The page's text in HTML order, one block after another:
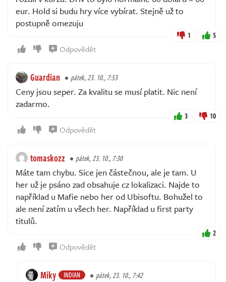
eur. Hold si budu hry více vybírat. Stejně už to
postupně omezuju
1 5
Odpovědět
Guardian pátek, 23. 10., 7:53
Ceny jsou seper. Za kvalitu se musí platit. Nic není
zadarmo.
3 10
Odpovědět
tomaskozz pátek, 23. 10., 7:30
Máte tam chybu. Sice jen částečnou, ale je tam. U
her už je psáno zad obsahuje cz lokalizaci. Najde to
například u Mafie nebo her od Ubisoftu. Bohužel to
ale není zatím u všech her. Například u first party
titulů.
2
Odpovědět
Miky INDIAN pátek, 23. 10., 7:42